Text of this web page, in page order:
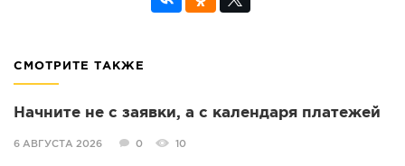
СМОТРИТЕ ТАКЖЕ
Начните не с заявки, а с календаря платежей
6 АВГУСТА 2026 0 10